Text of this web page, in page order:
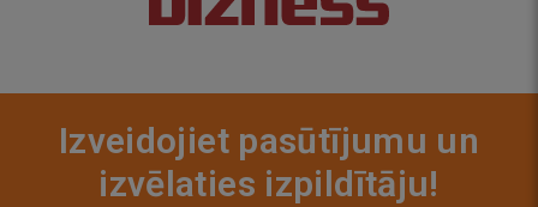
Izveidojiet pasūtījumu un
izvēlaties izpildītāju!